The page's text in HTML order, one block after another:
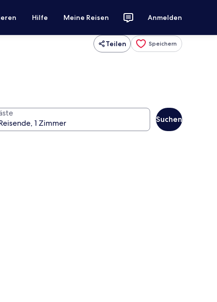
Hilfe Meine Reisen Anmelden
Teilen Speichern
Suchen